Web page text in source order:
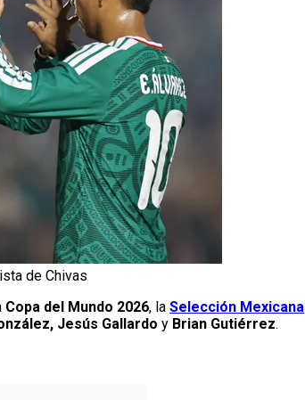
de Chivas
Copa del Mundo 2026, la Selección Mexicana
Jesús Gallardo y Brian Gutiérrez.